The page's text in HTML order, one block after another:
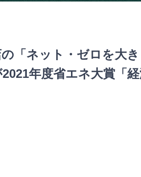
「ネット・ゼロを大
年度省エネ大賞「